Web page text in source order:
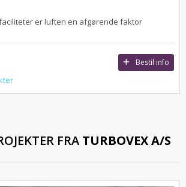
er luften en afgørende faktor
Bestil info
FRA TURBOVEX A/S